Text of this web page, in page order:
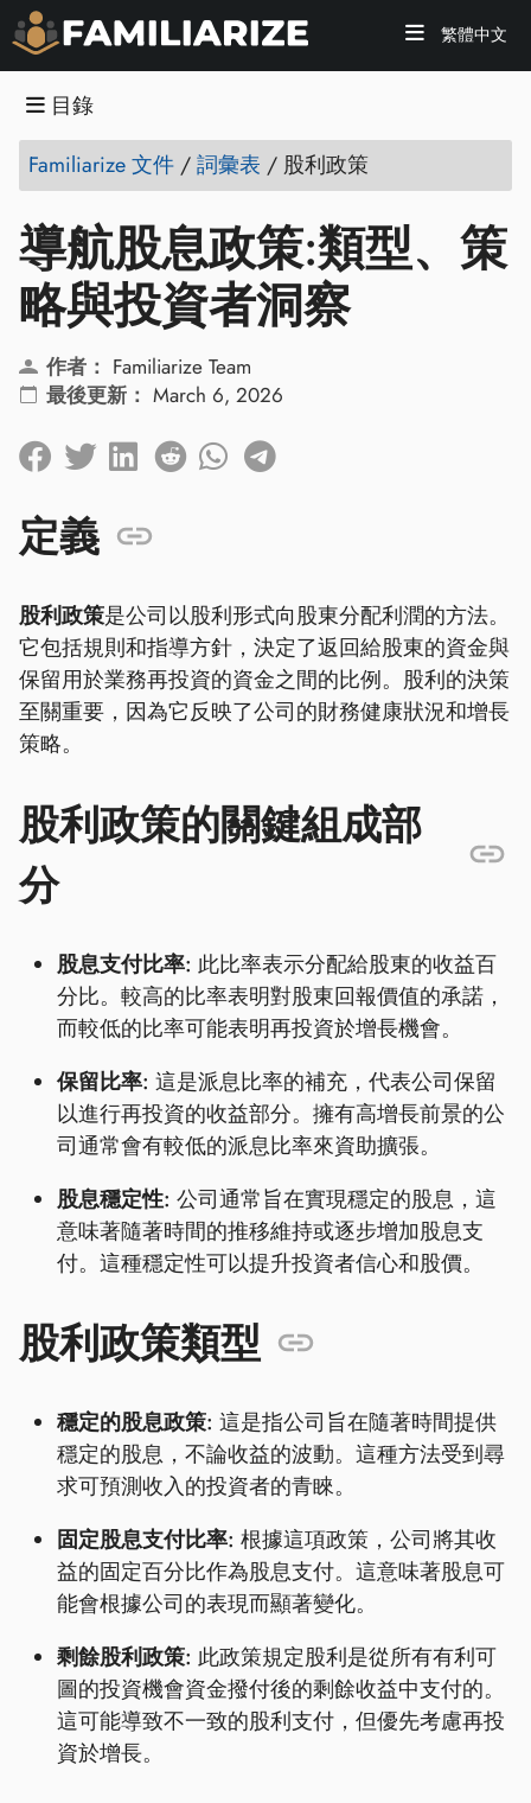
繁體中文
目錄
Familiarize 文件 /詞彙表 / 股利政策
導航股息政策:類型、策
略與投資者洞察
作者： Familiarize Team
最後更新： March 6, 2026
定義
股利政策是公司以股利形式向股東分配利潤的方法。
它包括規則和指導方針，決定了返回給股東的資金與
保留用於業務再投資的資金之間的比例。股利的決策
至關重要，因為它反映了公司的財務健康狀況和增長
策略。
股利政策的關鍵組成部
分
股息支付比率: 此比率表示分配給股東的收益百
分比。較高的比率表明對股東回報價值的承諾，
而較低的比率可能表明再投資於增長機會。
保留比率: 這是派息比率的補充，代表公司保留
以進行再投資的收益部分。擁有高增長前景的公
司通常會有較低的派息比率來資助擴張。
股息穩定性: 公司通常旨在實現穩定的股息，這
意味著隨著時間的推移維持或逐步增加股息支
付。這種穩定性可以提升投資者信心和股價。
股利政策類型
穩定的股息政策: 這是指公司旨在隨著時間提供
穩定的股息，不論收益的波動。這種方法受到尋
求可預測收入的投資者的青睞。
固定股息支付比率: 根據這項政策，公司將其收
益的固定百分比作為股息支付。這意味著股息可
能會根據公司的表現而顯著變化。
剩餘股利政策: 此政策規定股利是從所有有利可
圖的投資機會資金撥付後的剩餘收益中支付的。
這可能導致不一致的股利支付，但優先考慮再投
資於增長。